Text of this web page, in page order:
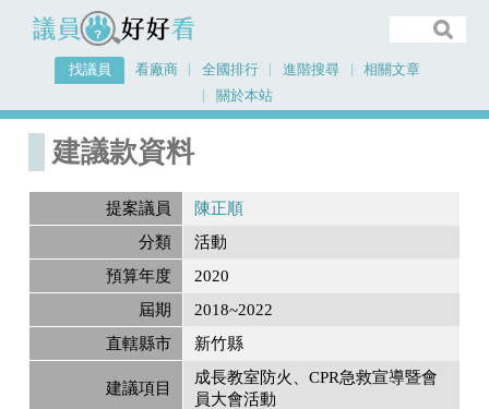
議員好好看
找議員 看廠商 全國排行 進階搜尋
相關文章
關於本站
首頁
建議款資料
提案議員
陳正順
分類
活動
預算年度
2020
屆期
2018~2022
直轄縣市
新竹縣
建議項目
成長教室防火、CPR急救宣導暨會
員大會活動